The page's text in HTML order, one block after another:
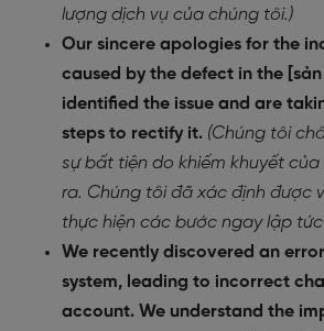
lượng dịch vụ của chúng tôi.)
Our sincere apologies for the
caused by the defect in the
identified the issue and are
steps to rectify it. (Chúng tôi
sự bất tiện do khiếm khuyết
ra. Chúng tôi đã xác định được
thực hiện các bước ngay lập
We recently discovered an
system, leading to incorrect
account. We understand the